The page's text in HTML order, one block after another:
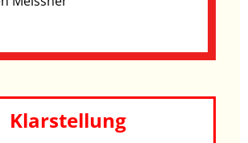
Klarstellung